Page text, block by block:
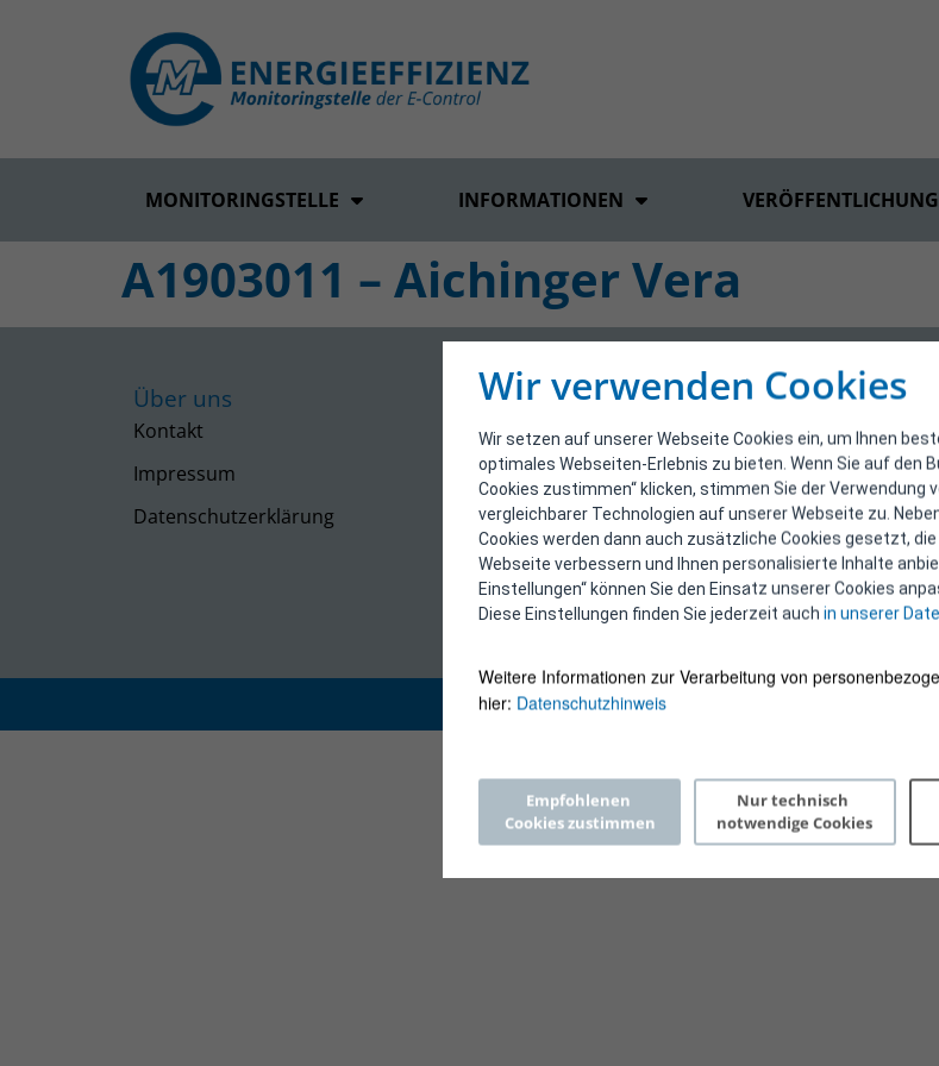
Wir verwenden Cookies
Wir setzen auf unserer Webseite Cookies ein, um Ihnen
optimales Webseiten-Erlebnis zu bieten. Wenn Sie auf den
Cookies zustimmen“ klicken, stimmen Sie der Verwendung
vergleichbarer Technologien auf unserer Webseite zu.
Cookies werden dann auch zusätzliche Cookies gesetzt, die
Webseite verbessern und Ihnen personalisierte Inhalte
Einstellungen“ können Sie den Einsatz unserer Cookies
Diese Einstellungen finden Sie jederzeit auch in unserer
Weitere Informationen zur Verarbeitung von
hier: Datenschutzhinweis
Empfohlenen
Cookies zustimmen
Nur technisch
notwendige Cookies
MONITORINGSTELLE INFORMATIONEN
A1903011 – Aichinger Vera
Über uns
Kontakt
Impressum
Datenschutzerklärung